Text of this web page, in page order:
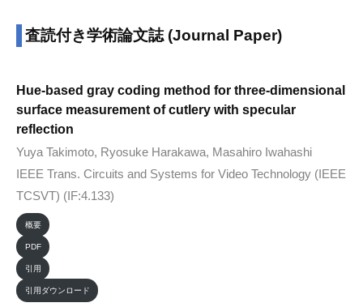
10-
okamura
査読付き学術論文誌 (Journal Paper)
Hue-based gray coding method for three-dimensional
surface measurement of cutlery with specular
reflection
Yuya Takimoto, Ryosuke Harakawa, Masahiro Iwahashi
IEEE Trans. Circuits and Systems for Video Technology (IEEE
TCSVT) (IF:4.133)
概要
PDF
引用
引用ダウンロード